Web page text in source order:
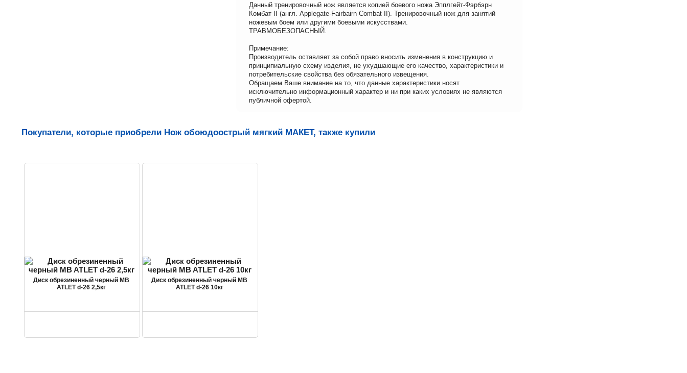
Данный тренировочный нож является копией боевого ножа Эпплгейт-Фэрбэрн
Комбат II (англ. Applegate-Fairbairn Combat II). Тренировочный нож для занятий
ножевым боем или другими боевыми искусствами.
ТРАВМОБЕЗОПАСНЫЙ.
Примечание:
Производитель оставляет за собой право вносить изменения в конструкцию и
принципиальную схему изделия, не ухудшающие его качество, характеристики и
потребительские свойства без обязательного извещения.
Обращаем Ваше внимание на то, что данные характеристики носят
исключительно информационный характер и ни при каких условиях не являются
публичной офертой.
Покупатели, которые приобрели Нож обоюдоострый мягкий МАКЕТ, также купили
Диск обрезиненный черный MB
ATLET d-26 2,5кг
Диск обрезиненный черный MB
ATLET d-26 10кг